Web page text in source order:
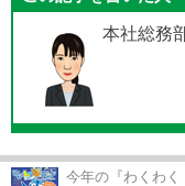
本社総務
今年の『わくわく